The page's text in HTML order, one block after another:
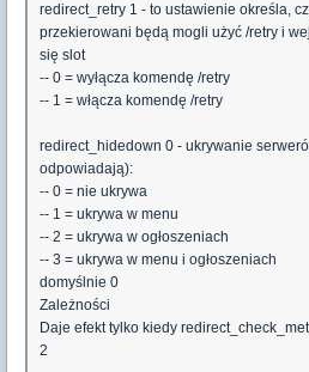
redirect_retry 1 - to ustawienie określa,
przekierowani będą mogli użyć /retry i
się slot
-- 0 = wyłącza komendę /retry
-- 1 = włącza komendę /retry
redirect_hidedown 0 - ukrywanie
odpowiadają):
-- 0 = nie ukrywa
-- 1 = ukrywa w menu
-- 2 = ukrywa w ogłoszeniach
-- 3 = ukrywa w menu i ogłoszeniach
domyślnie 0
Zależności
Daje efekt tylko kiedy
2